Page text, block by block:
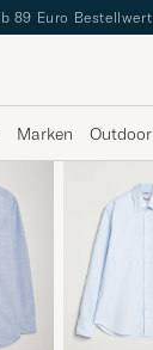
89 Euro Bestellwert
Marken Outdoor